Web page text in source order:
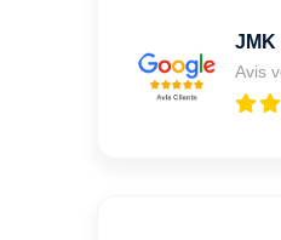
JMK
Avis